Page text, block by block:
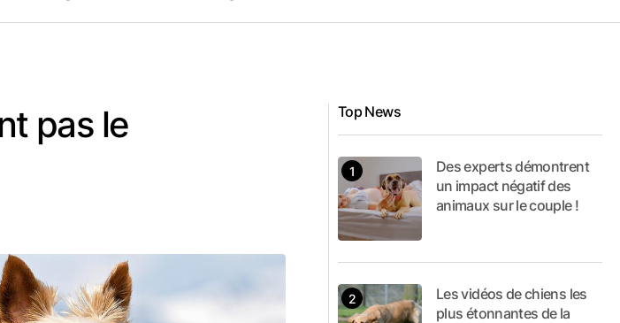
pas le
Top News
Des experts démontrent
un impact négatif des
animaux sur le couple !
Les vidéos de chiens les
plus étonnantes de la